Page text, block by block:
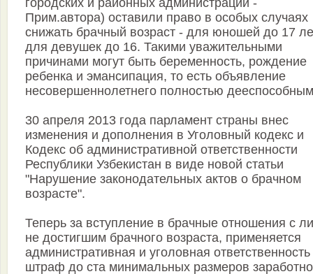
городских и районных администраций -
Прим.автора) оставили право в особых случаях
снижать брачный возраст - для юношей до 17
для девушек до 16. Такими уважительными
причинами могут быть беременность, рождение
ребенка и эмансипация, то есть объявление
несовершеннолетнего полностью
30 апреля 2013 года парламент страны внес
изменения и дополнения в Уголовный кодекс и
Кодекс об административной ответственности
Республики Узбекистан в виде новой статьи
"Нарушение законодательных актов о брачном
возрасте".
Теперь за вступление в брачные отношения с
не достигшим брачного возраста, применяется
административная и уголовная ответственность
штраф до ста минимальных размеров